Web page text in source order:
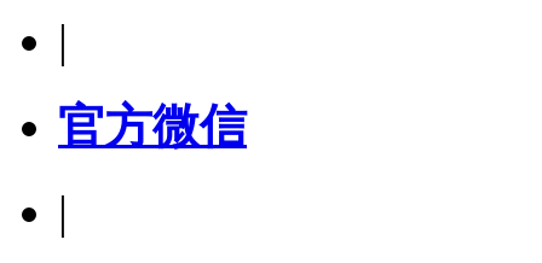
|
官方微信
|